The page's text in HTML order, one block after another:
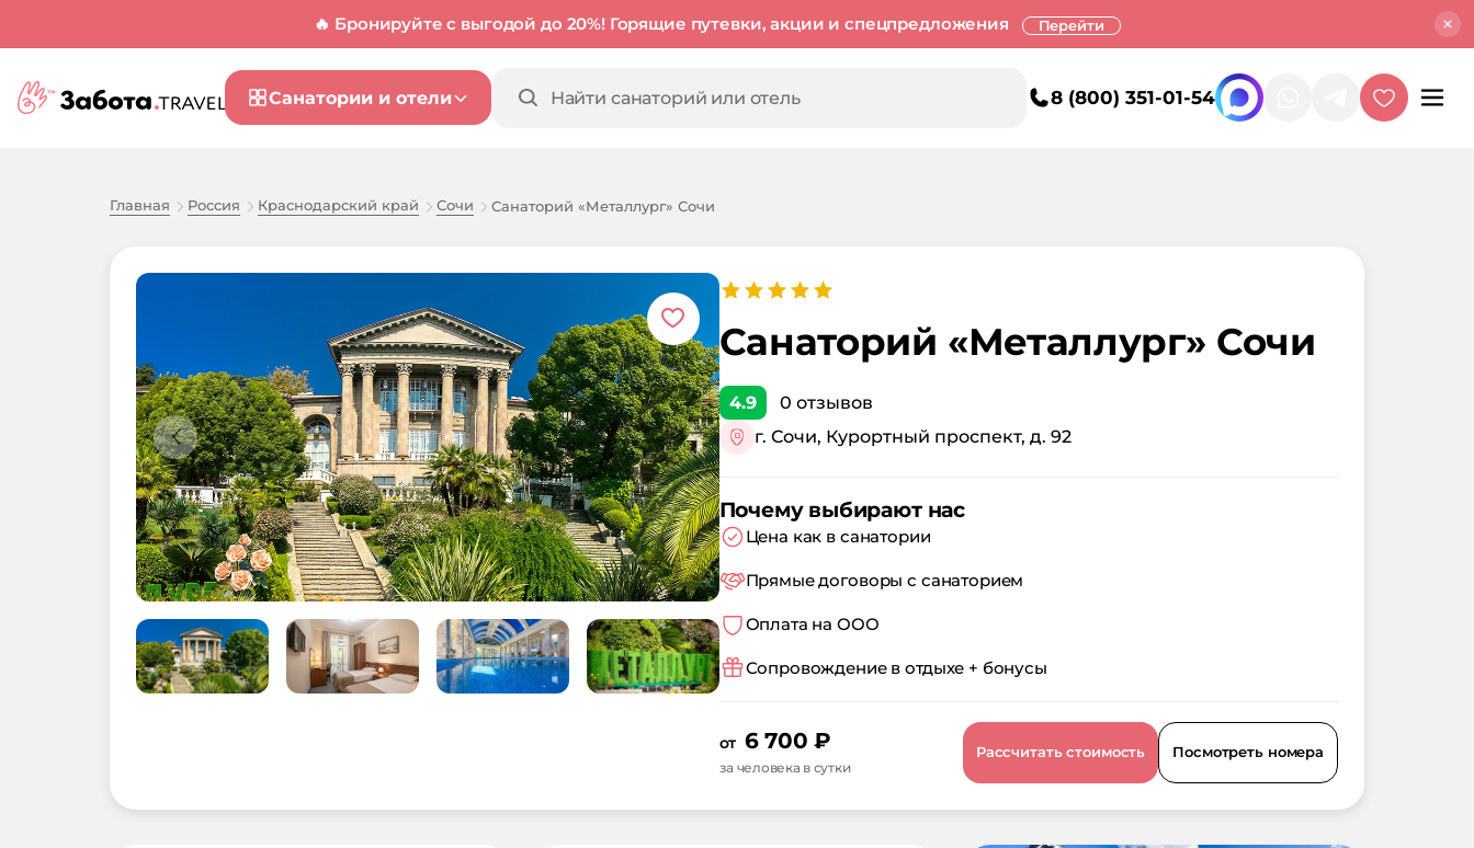
🔥 Бронируйте с выгодой до 20%! Горящие путевки, акции и спецпредложения Перейти
Санатории и отели 8 (800) 351-01-54
Главная Россия Краснодарский край Сочи Санаторий «Металлург» Сочи
Санаторий «Металлург» Сочи
4.9 0 отзывов
г. Сочи, Курортный проспект, д. 92
Почему выбирают нас
Цена как в санатории
Прямые договоры с санаторием
Оплата на ООО
Сопровождение в отдыхе + бонусы
от 6 700 ₽
за человека в сутки
Рассчитать стоимость Посмотреть номера